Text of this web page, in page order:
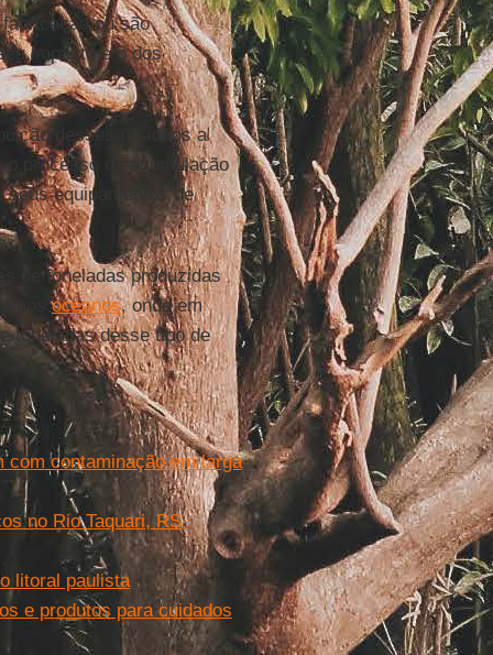
ou são
impacto e o dos
desses resíduos a
processo de acumulação
seus equipamentos de
de toneladas produzidas
nosoceanos, onde em
toneladas desse tipo de
com contaminação em larga
no Rio Taquari, RS
litoral paulista
e produtos para cuidados